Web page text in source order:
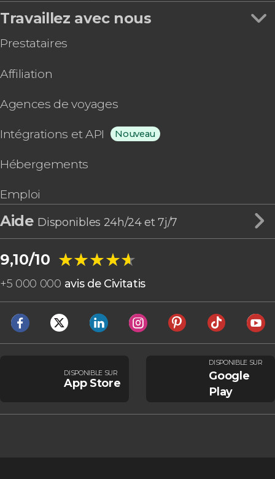
Travaillez avec nous
Prestataires
Affiliation
Agences de voyages
Intégrations et API Nouveau
Hébergements
Emploi
Aide Disponibles 24h/24 et 7j/7
9,10/10 ★★★★★
★★★★★
+5 000 000 avis de Civitatis
DISPONIBLE SUR
App Store
DISPONIBLE SUR
Google
Play